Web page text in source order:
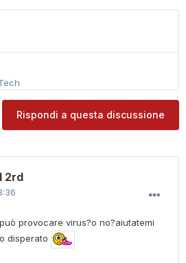
Rispondi a questa discussione
2rd
provocare virus?o no?aiutatemi
disperato